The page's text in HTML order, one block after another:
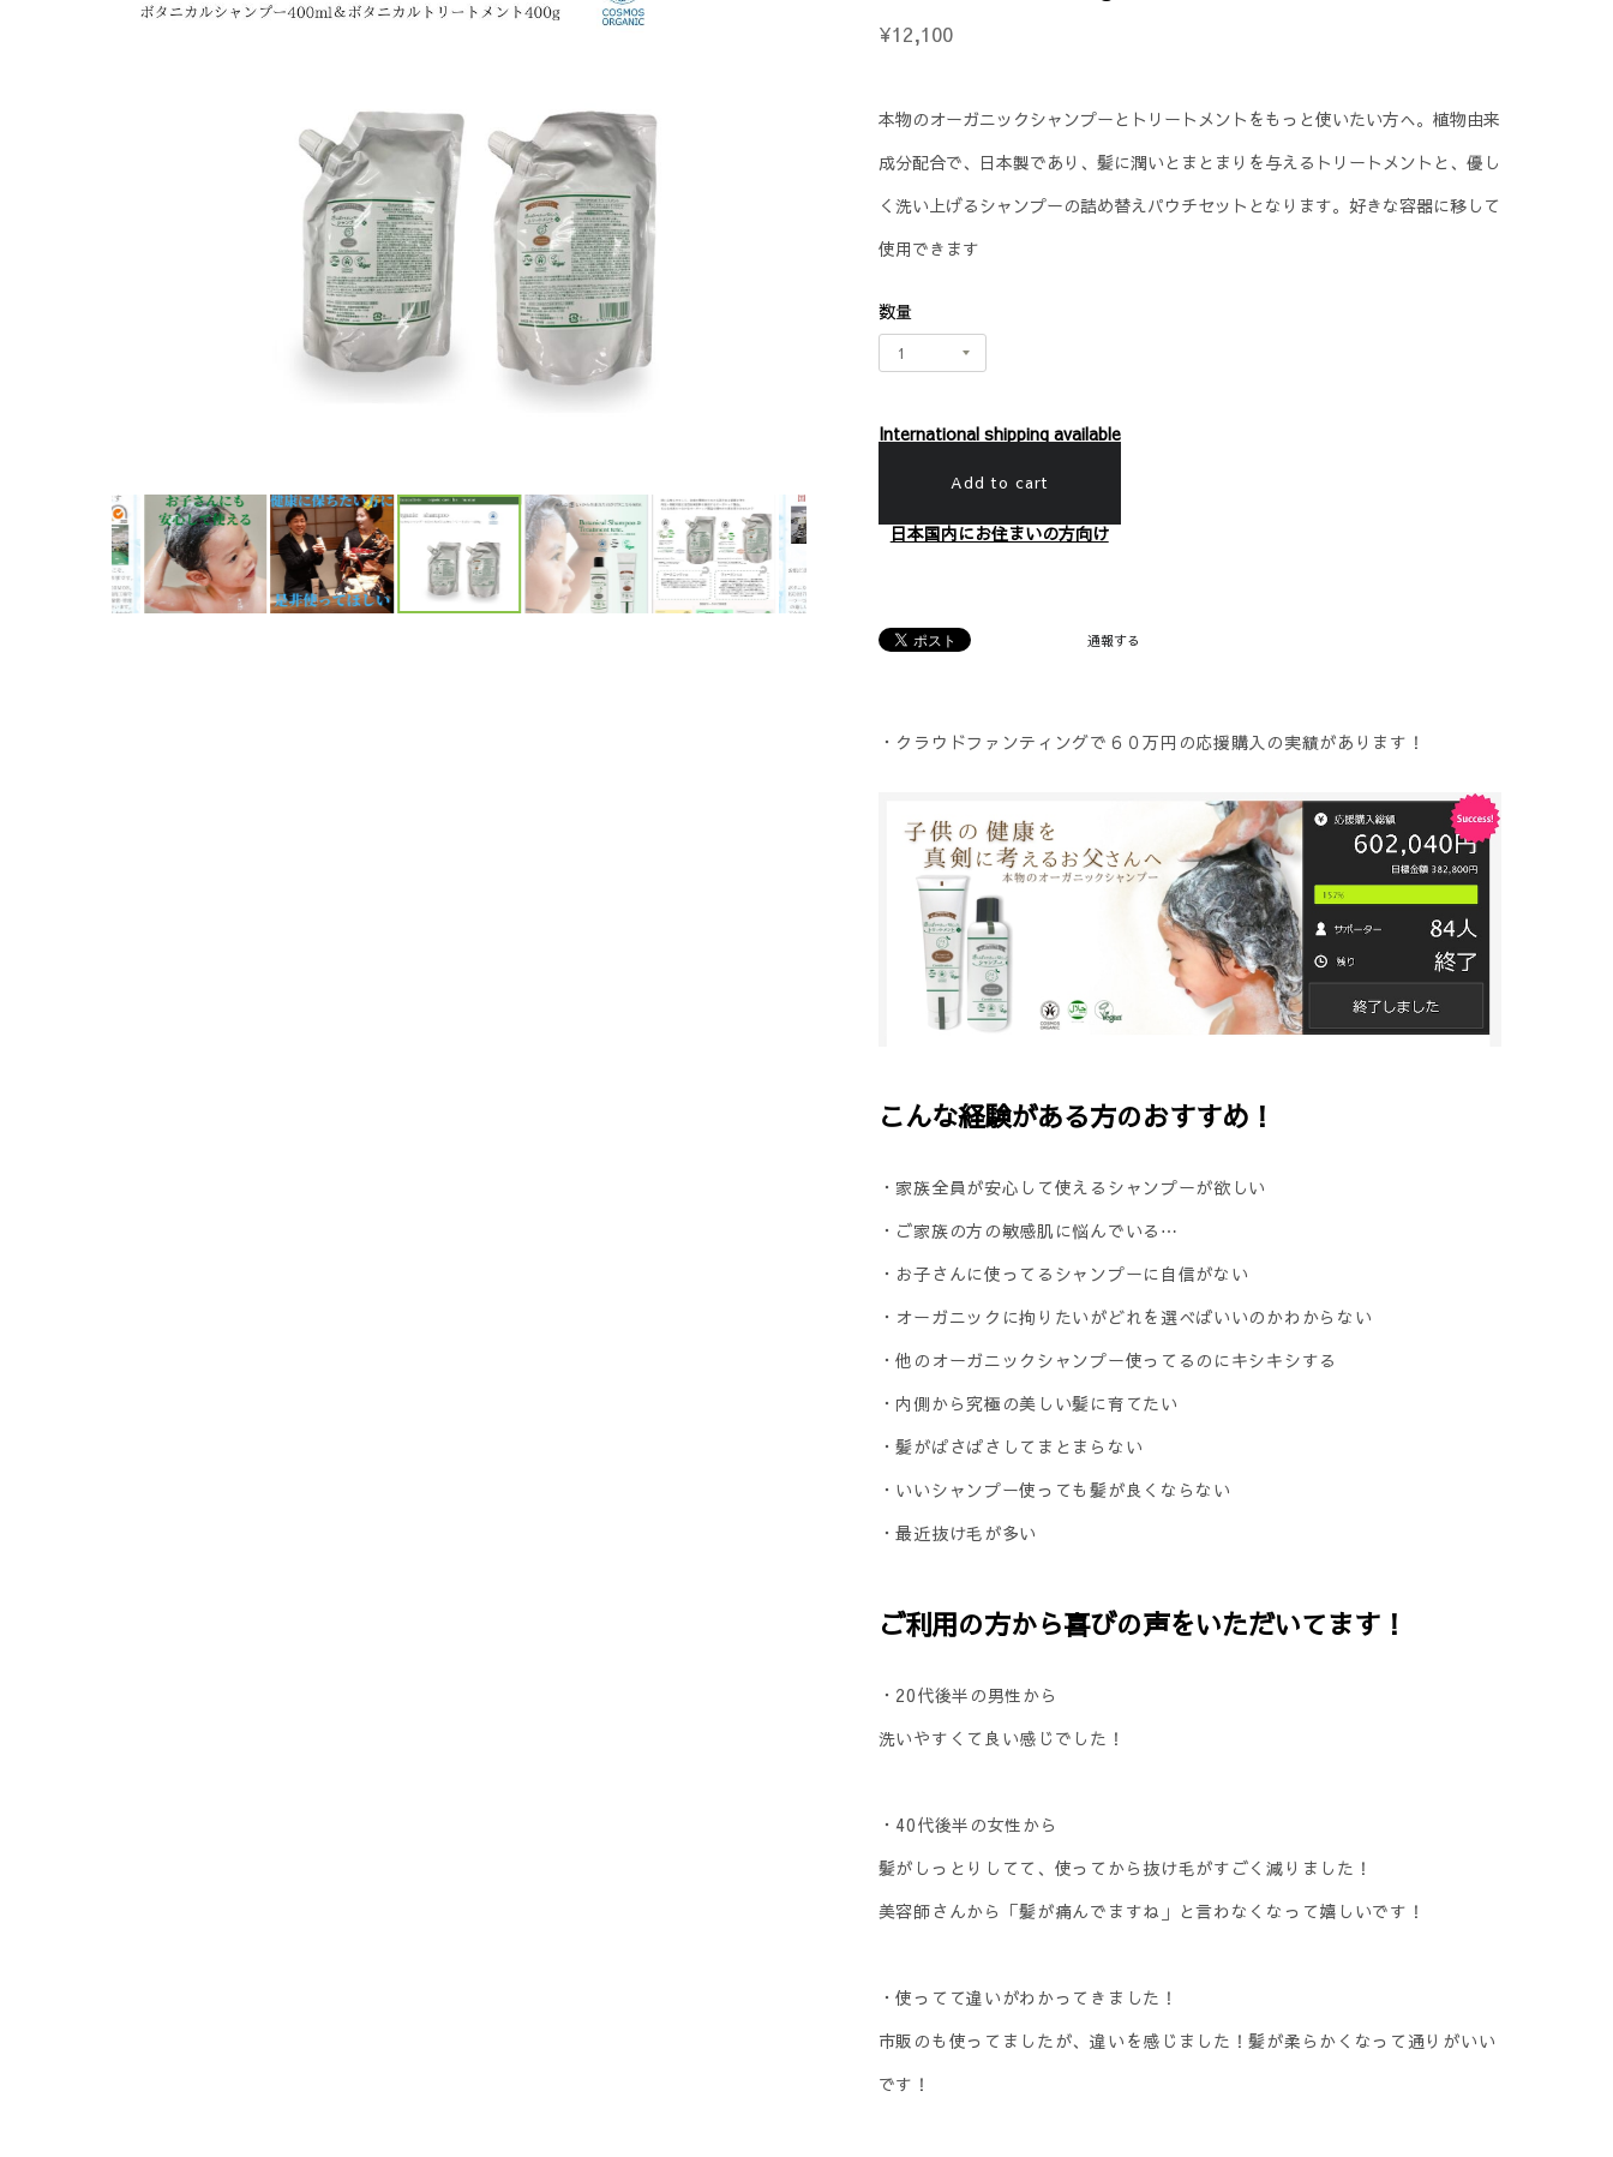
¥12,100
本物のオーガニックシャンプーとトリートメントをもっと使いたい方へ。植物由来
成分配合で、日本製であり、髪に潤いとまとまりを与えるトリートメントと、優し
く洗い上げるシャンプーの詰め替えパウチセットとなります。好きな容器に移して
使用できます
数量
International shipping available
Add to cart
日本国内にお住まいの方向け
通報する
・クラウドファンティングで６０万円の応援購入の実績があります！
こんな経験がある方のおすすめ！
・家族全員が安心して使えるシャンプーが欲しい
・ご家族の方の敏感肌に悩んでいる⋯
・お子さんに使ってるシャンプーに自信がない
・オーガニックに拘りたいがどれを選べばいいのかわからない
・他のオーガニックシャンプー使ってるのにキシキシする
・内側から究極の美しい髪に育てたい
・髪がぱさぱさしてまとまらない
・いいシャンプー使っても髪が良くならない
・最近抜け毛が多い
ご利用の方から喜びの声をいただいてます！
・20代後半の男性から
洗いやすくて良い感じでした！
・40代後半の女性から
髪がしっとりしてて、使ってから抜け毛がすごく減りました！
美容師さんから「髪が痛んでますね」と言わなくなって嬉しいです！
・使ってて違いがわかってきました！
市販のも使ってましたが、違いを感じました！髪が柔らかくなって通りがいい
です！